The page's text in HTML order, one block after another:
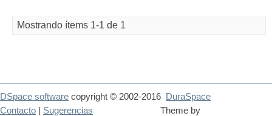
Mostrando ítems 1-1 de 1
DSpace software copyright © 2002-2016
DuraSpace
Theme by
Contacto Sugerencias